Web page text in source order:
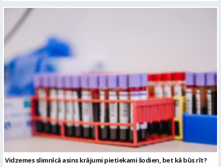
Vidzemes slimnīcā asins krājumi pietiekami šodien, bet kā būs rīt?